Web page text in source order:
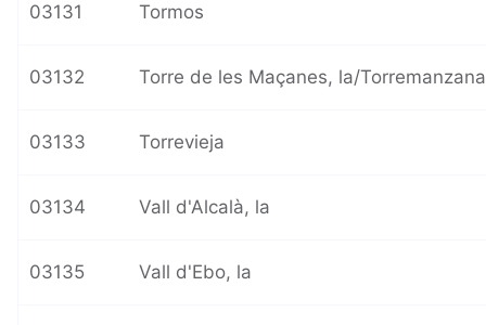
03131 Tormos
03132 Torre de les Maçanes, la/
03133 Torrevieja
03134 Vall d'Alcalà, la
03135 Vall d'Ebo, la